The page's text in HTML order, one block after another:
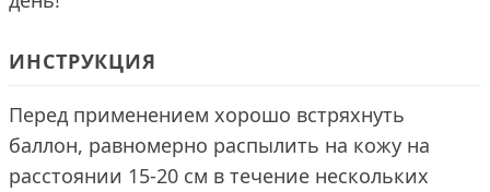
ИНСТРУКЦИЯ
Перед применением хорошо встряхнуть
баллон, равномерно распылить на кожу на
расстоянии 15-20 см в течение нескольких